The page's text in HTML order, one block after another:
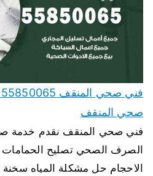
صحي المنقف
فني صحي المنقف نقدم خدمة
الصرف الصحي تصليح الحمامات
الاحجام حل مشكلة المياه